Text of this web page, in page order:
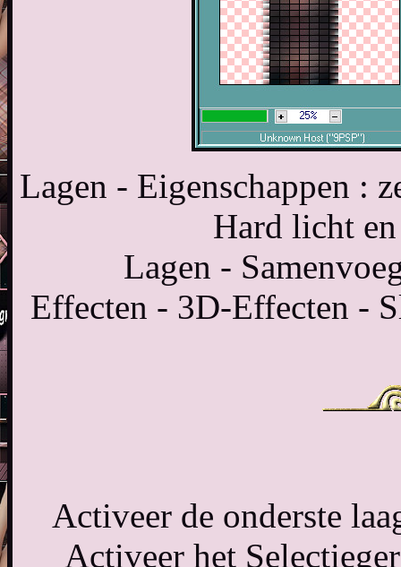
Lagen - Eigenschappen :
Hard licht
Lagen -
Effecten - 3D-Effecten -
Activeer de onderste
Activeer het